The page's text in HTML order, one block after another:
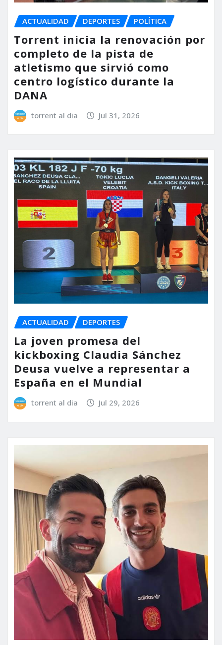
ACTUALIDAD DEPORTES POLÍTICA
Torrent inicia la renovación por
completo de la pista de
atletismo que sirvió como
centro logístico durante la
DANA
torrent al dia Jul 31, 2026
ACTUALIDAD DEPORTES
La joven promesa del
kickboxing Claudia Sánchez
Deusa vuelve a representar a
España en el Mundial
torrent al dia Jul 29, 2026